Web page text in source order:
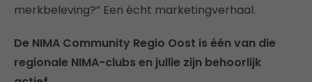
merkbeleving?” Een écht marketingverhaal.
De NIMA Community Regio Oost is één van die
regionale NIMA-clubs en jullie zijn behoorlijk